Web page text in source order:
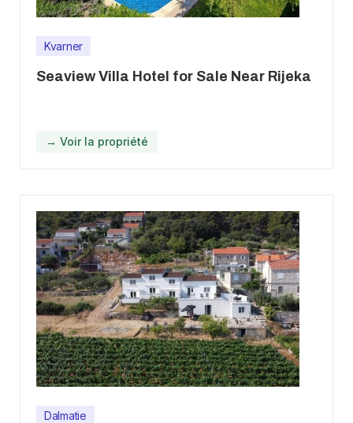
Kvarner
Seaview Villa Hotel for Sale Near Rijeka
→ Voir la propriété
Dalmatie